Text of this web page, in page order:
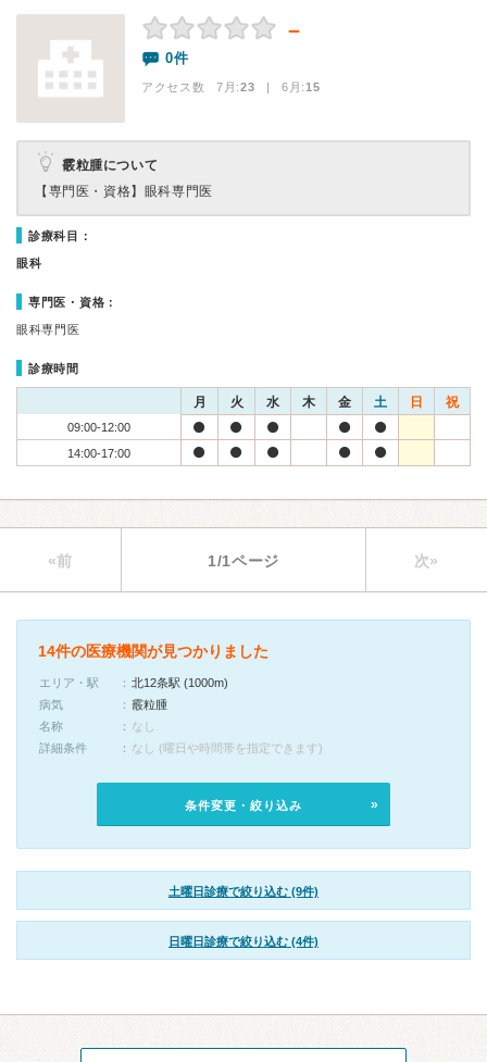
－
0件
アクセス数 7月:23 | 6月:15
霰粒腫について
【専門医・資格】 眼科専門医
診療科目：
眼科
専門医・資格：
眼科専門医
診療時間
月 火 水 木 金 土 日 祝
09:00-12:00
14:00-17:00
«前 1/1ページ 次»
14件の医療機関が見つかりました
エリア・駅
北12条駅 (1000m)
病気
霰粒腫
名称
なし
詳細条件
なし (曜日や時間帯を指定できます)
条件変更・絞り込み
土曜日診療で絞り込む (9件)
日曜日診療で絞り込む (4件)